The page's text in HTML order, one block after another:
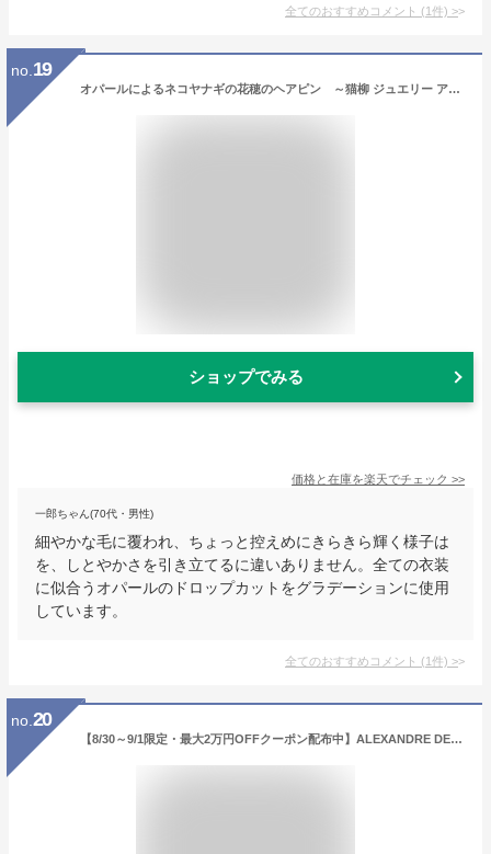
全てのおすすめコメント (1件) >
no. 19
オパールによるネコヤナギの花穂のヘアピン ～猫柳 ジュエリー アクセサリー シンプル ハンドメイド プレゼント デザイン 天然石 オパール 素晴らしい遊色 虹色 10月誕生石 猫柳 ヘアピン ヘアアクセサリー 誕生石 母の日 誕生日
ショップでみる
価格と在庫を楽天でチェック >>
一郎ちゃん(70代・男性)
細やかな毛に覆われ、ちょっと控えめにきらきら輝く様子は
を、しとやかさを引き立てるに違いありません。全ての衣装
に似合うオパールのドロップカットをグラデーションに使用
しています。
全てのおすすめコメント (1件) >
no. 20
【8/30～9/1限定・最大2万円OFFクーポン配布中】ALEXANDRE DE PARIS アレクサンドル ドゥ パリ ヘアピン ATB-17356-02 レディース パール ヘアアクセサリー ボールピン カラー4色